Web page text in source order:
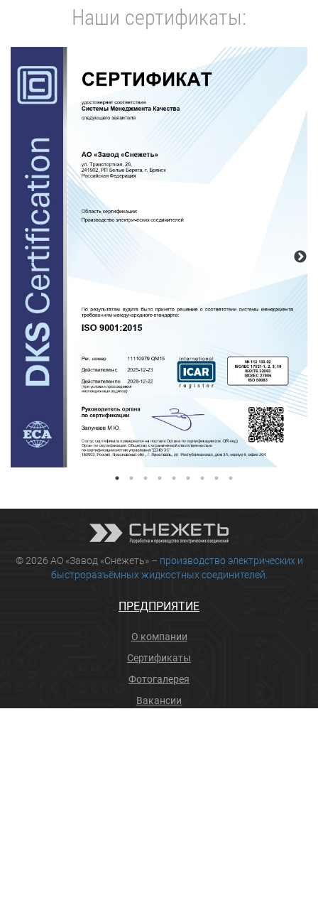
Наши сертификаты:
© 2026 АО «Завод «Снежеть» – производство электрических и
быстроразъёмных жидкостных соединителей.
ПРЕДПРИЯТИЕ
О компании
Сертификаты
Фотогалерея
Вакансии